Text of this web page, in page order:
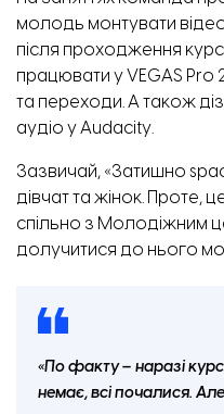
молодь монтувати
після проходження
працювати у VEGAS Pro
та переходи. А також
аудіо у Audacity.
Зазвичай, «Затишно
дівчат та жінок. Проте,
спільно з Молодіжним
долучитися до нього
«По факту – наразі
немає, всі почалися.